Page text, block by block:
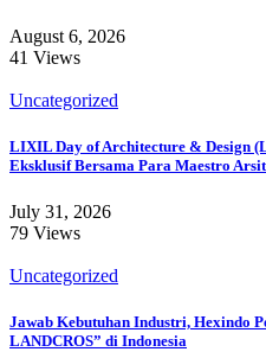
August 6, 2026
41 Views
Uncategorized
LIXIL Day of Architecture & Design
Eksklusif Bersama Para Maestro
July 31, 2026
79 Views
Uncategorized
Jawab Kebutuhan Industri, Hexindo
LANDCROS” di Indonesia